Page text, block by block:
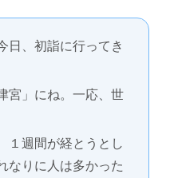
日、初詣に行ってき
宮」にね。一応、世
１週間が経とうとし
なりに人は多かった